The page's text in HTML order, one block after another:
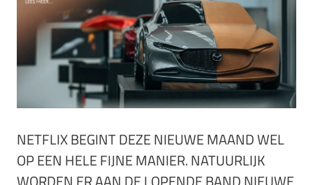
NETFLIX BEGINT DEZE NIEUWE MAAND WEL
OP EEN HELE FIJNE MANIER. NATUURLIJK